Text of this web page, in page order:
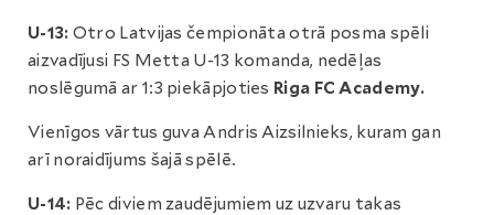
U-13: Otro Latvijas čempionāta otrā posma spēli
aizvadījusi FS Metta U-13 komanda, nedēļas
noslēgumā ar 1:3 piekāpjoties Riga FC Academy.
Vienīgos vārtus guva Andris Aizsilnieks, kuram gan
arī noraidījums šajā spēlē.
U-14: Pēc diviem zaudējumiem uz uzvaru takas